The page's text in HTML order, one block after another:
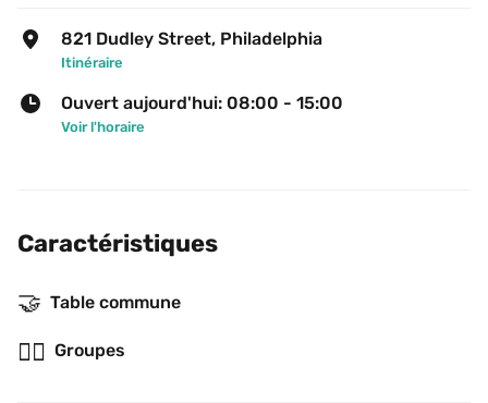
821 Dudley Street, Philadelphia
Itinéraire
Ouvert aujourd'hui: 08:00 - 15:00
Voir l'horaire
Caractéristiques
🤝 Table commune
👯‍♂️ Groupes